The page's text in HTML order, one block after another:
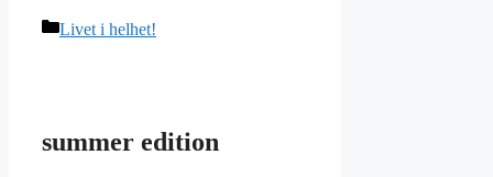
Kategorier
Livet i helhet!
summer edition